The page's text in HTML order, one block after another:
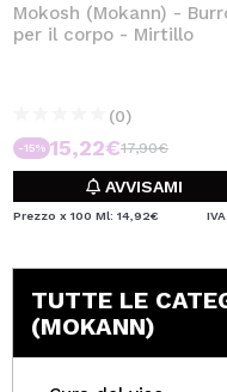
Mokosh (Mokann) -
per il corpo - Mirtillo
(0)
-15% 15,22€17,90€
AVVISAMI
Prezzo x 100 Ml: 14,92€
TUTTE LE
(MOKANN)